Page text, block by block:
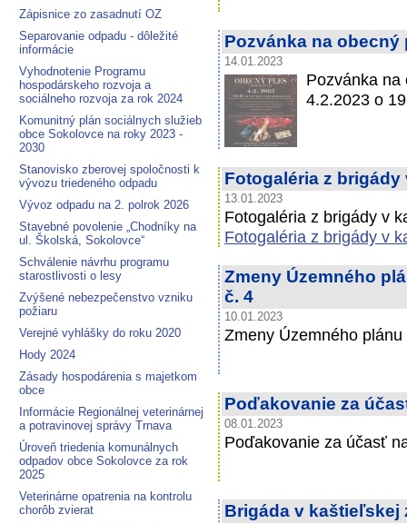
Zápisnice zo zasadnutí OZ
Separovanie odpadu - dôležité
informácie
Vyhodnotenie Programu
hospodárskeho rozvoja a
sociálneho rozvoja za rok 2024
Komunitný plán sociálnych služieb
obce Sokolovce na roky 2023 -
2030
Stanovisko zberovej spoločnosti k
vývozu triedeného odpadu
Vývoz odpadu na 2. polrok 2026
Stavebné povolenie „Chodníky na
ul. Školská, Sokolovce“
Schválenie návrhu programu
starostlivosti o lesy
Zvýšené nebezpečenstvo vzniku
požiaru
Verejné vyhlášky do roku 2020
Hody 2024
Zásady hospodárenia s majetkom
obce
Informácie Regionálnej veterinárnej
a potravinovej správy Trnava
Úroveň triedenia komunálnych
odpadov obce Sokolovce za rok
2025
Veterinárne opatrenia na kontrolu
chorôb zvierat
Pozvánka na obecný
14.01.2023
Pozvánka na
4.2.2023 o
Fotogaléria z
13.01.2023
Fotogaléria z brigády v
Fotogaléria z brigády v
Zmeny Územného
č. 4
10.01.2023
Zmeny Územného
Poďakovanie za
08.01.2023
Poďakovanie za účasť
Brigáda v kaštieľskej